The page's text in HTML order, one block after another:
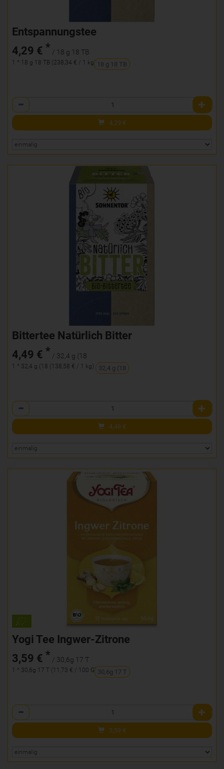
Entspannungstee
4,29 € * / 18 g 18 TB
1 * 18 g 18 TB (238,34 € / 1 kg) 18 g 18 TB
Anzahl
4,29 €
Bittertee Natürlich Bitter
4,49 € * / 32,4 g (18
1 * 32,4 g (18 (138,58 € / 1 kg) 32,4 g (18
Anzahl
4,49 €
Yogi Tee Ingwer-Zitrone
3,59 € * / 30,6g 17 T
1 * 30,6g 17 T (11,73 € / 100 G) 30,6g 17 T
Anzahl
3,59 €